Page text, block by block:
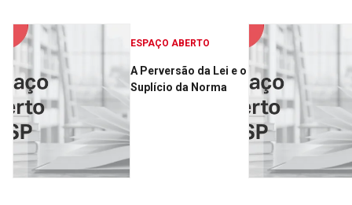
ESPAÇO ABERTO
A Perversão da Lei e o
Suplício da Norma